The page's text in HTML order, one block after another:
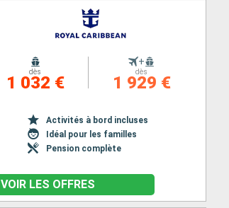
dès
1 032 €
+
dès
1 929 €
Activités à bord incluses
Idéal pour les familles
Pension complète
VOIR LES OFFRES